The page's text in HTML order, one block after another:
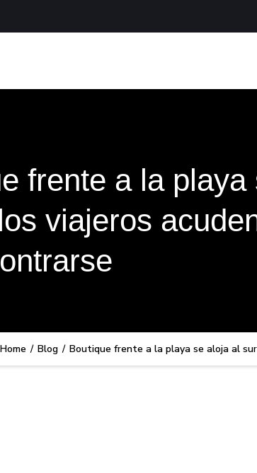
frente a la
viajeros
Home / Blog / Boutique frente a la playa se aloja al